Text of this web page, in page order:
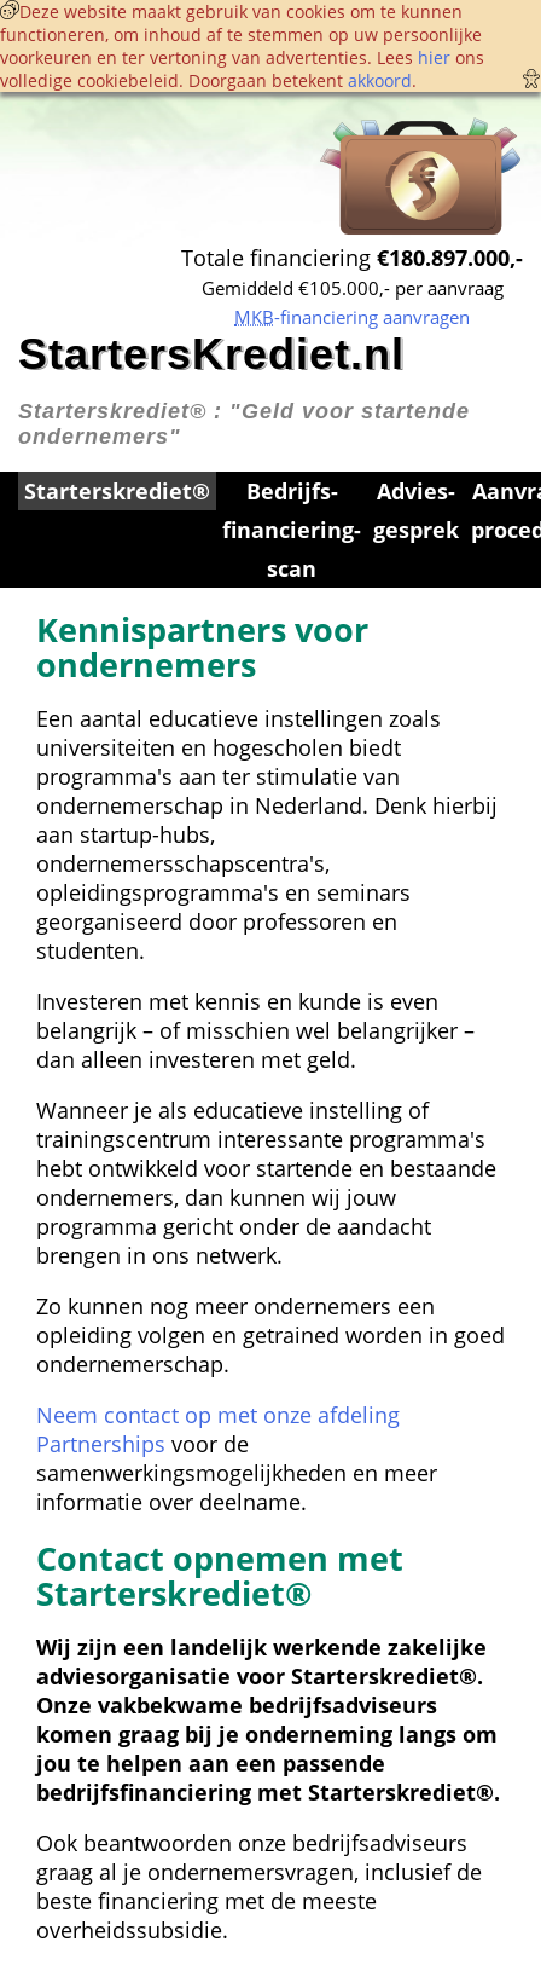
Deze website maakt gebruik van cookies om te kunnen
functioneren, om inhoud af te stemmen op uw persoonlijke
voorkeuren en ter vertoning van advertenties. Lees hier ons
volledige cookie­beleid. Doorgaan betekent akkoord.
Totale financiering €180.897.000,-
Gemiddeld €105.000,- per aanvraag
MKB-financiering aanvragen
StartersKrediet.nl
Starterskrediet® : "Geld voor startende
ondernemers"
Starterskrediet®
Bedrijfs­
financiering­
scan
Advies­
gesprek
Kennis­partners voor
ondernemers
Een aantal educatieve instellingen zoals
universiteiten en hogescholen biedt
programma's aan ter stimulatie van
ondernemerschap in Nederland. Denk hierbij
aan startup-hubs,
ondernemersschapscentra's,
opleidingsprogramma's en seminars
georganiseerd door professoren en
studenten.
Investeren met kennis en kunde is even
belangrijk – of misschien wel belangrijker –
dan alleen investeren met geld.
Wanneer je als educatieve instelling of
trainingscentrum interessante programma's
hebt ontwikkeld voor startende en bestaande
ondernemers, dan kunnen wij jouw
programma gericht onder de aandacht
brengen in ons netwerk.
Zo kunnen nog meer ondernemers een
opleiding volgen en getrained worden in goed
ondernemerschap.
Neem contact op met onze afdeling
Partnerships voor de
samenwerkingsmogelijkheden en meer
informatie over deelname.
Contact opnemen met
Starterskrediet®
Wij zijn een landelijk werkende zakelijke
adviesorganisatie voor Starterskrediet®.
Onze vakbekwame bedrijfsadviseurs
komen graag bij je onderneming langs om
jou te helpen aan een passende
bedrijfsfinanciering met Starterskrediet®.
Ook beantwoorden onze bedrijfsadviseurs
graag al je ondernemersvragen, inclusief de
beste financiering met de meeste
overheidssubsidie.